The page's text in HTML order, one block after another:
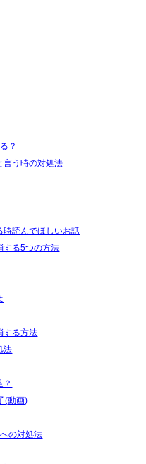
？
言う時の対処法
時読んでほしいお話
する5つの方法
する方法
法
？
(動画)
の対処法